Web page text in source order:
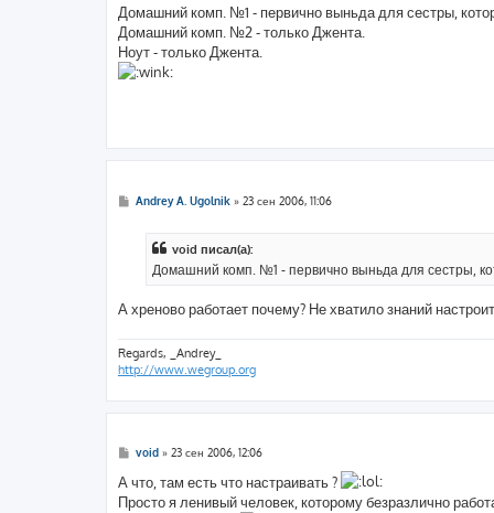
о
б
щ
е
н
и
Домашний комп. №1 - первично выньда для сестры,
Домашний комп. №2 - только Джента.
Ноут - только Джента.
С
е
Andrey A. Ugolnik» 23 сен 2006, 11:06
void писал(а):
Домашний комп. №1 - первично выньда для сестры,
А хреново работает почему? Не хватило знаний
Regards, _Andrey_
http://www.wegroup.org
С
о
б
щ
void» 23 сен 2006, 12:06
А что, там есть что настраивать ?
Просто я ленивый человек, которому безразлично